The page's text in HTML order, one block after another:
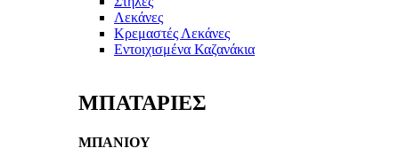
Λεκάνες
Κρεμαστές Λεκάνες
Εντοιχισμένα Καζανάκια
ΜΠΑΤΑΡΙΕΣ
ΜΠΑΝΙΟΥ